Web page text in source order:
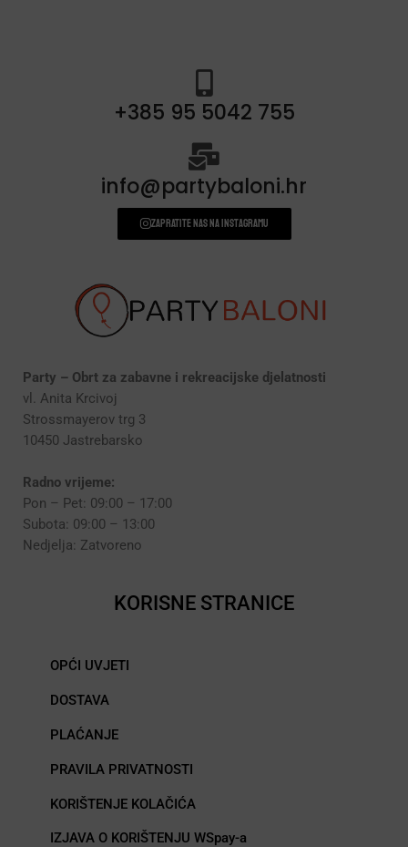
+385 95 5042 755
info@partybaloni.hr
Zapratite nas na instagramu
Party – Obrt za zabavne i rekreacijske djelatnosti
vl. Anita Krcivoj
Strossmayerov trg 3
10450 Jastrebarsko
Radno vrijeme:
Pon – Pet: 09:00 – 17:00
Subota: 09:00 – 13:00
Nedjelja: Zatvoreno
KORISNE STRANICE
OPĆI UVJETI
DOSTAVA
PLAĆANJE
PRAVILA PRIVATNOSTI
KORIŠTENJE KOLAČIĆA
IZJAVA O KORIŠTENJU WSpay-a